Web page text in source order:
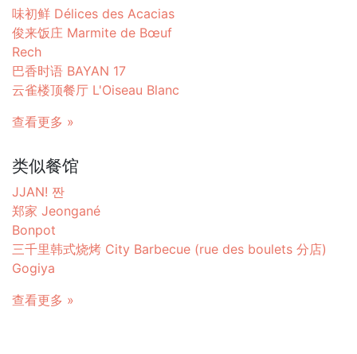
味初鲜 Délices des Acacias
俊来饭庄 Marmite de Bœuf
Rech
巴香时语 BAYAN 17
云雀楼顶餐厅 L'Oiseau Blanc
查看更多 »
类似餐馆
JJAN! 짠
郑家 Jeongané
Bonpot
三千里韩式烧烤 City Barbecue (rue des boulets 分店)
Gogiya
查看更多 »